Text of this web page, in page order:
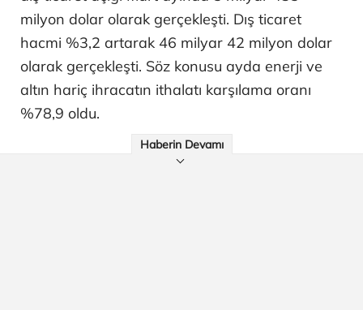
milyon dolar olarak gerçekleşti. Dış ticaret
hacmi %3,2 artarak 46 milyar 42 milyon dolar
olarak gerçekleşti. Söz konusu ayda enerji ve
altın hariç ihracatın ithalatı karşılama oranı
%78,9 oldu.
Haberin Devamı